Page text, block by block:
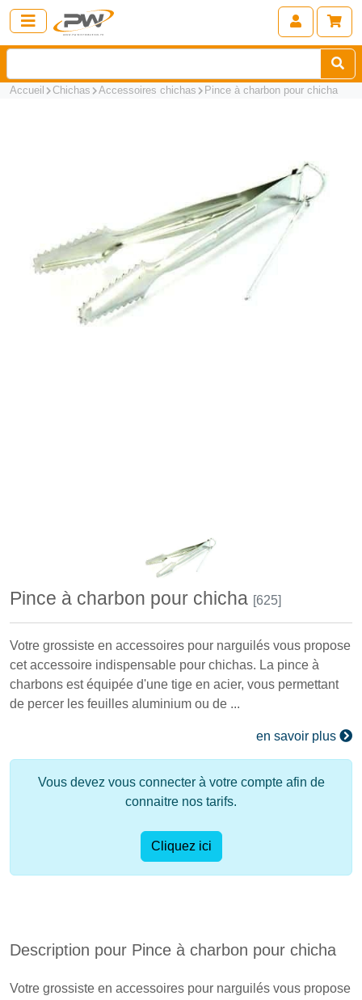
Accueil Chichas Accessoires chichas Pince à charbon pour chicha
Pince à charbon pour chicha [625]
Votre grossiste en accessoires pour narguilés vous propose
cet accessoire indispensable pour chichas. La pince à
charbons est équipée d'une tige en acier, vous permettant
de percer les feuilles aluminium ou de ...
en savoir plus
Vous devez vous connecter à votre compte afin de
connaitre nos tarifs.
Cliquez ici
Description pour Pince à charbon pour chicha
Votre grossiste en accessoires pour narguilés vous propose